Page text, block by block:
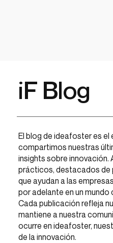
iF Blog
El blog de ideafoster es el
compartimos nuestras
insights sobre
prácticos, destacados
que ayudan a las
por adelante en un
Cada publicación refleja
mantiene a nuestra
ocurre en ideafoster,
de la innovación.